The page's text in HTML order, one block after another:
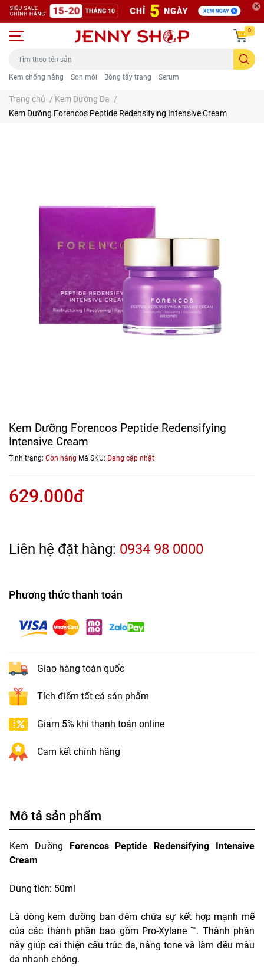
Kem chống nắng Son môi Bông tẩy trang Serum
0
Trang chủ / Kem Dưỡng Da /
Kem Dưỡng Forencos Peptide Redensifying Intensive Cream
Kem Dưỡng Forencos Peptide Redensifying
Intensive Cream
Tình trạng: Còn hàng Mã SKU: Đang cập nhật
629.000đ
Liên hệ đặt hàng: 0934 98 0000
Phương thức thanh toán
Giao hàng toàn quốc
Tích điểm tất cả sản phẩm
Giảm 5% khi thanh toán online
Cam kết chính hãng
Mô tả sản phẩm
Kem Dưỡng Forencos Peptide Redensifying Intensive
Cream
Dung tích: 50ml
Là dòng kem dưỡng ban đêm chứa sự kết hợp mạnh mẽ
của các thành phần bao gồm Pro-Xylane ™. Thành phần
này giúp cải thiện cấu trúc da, nâng tone và làm đều màu
da nhanh chóng.